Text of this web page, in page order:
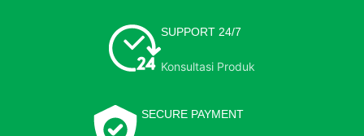
SUPPORT 24/7
Konsultasi Produk
SECURE PAYMENT